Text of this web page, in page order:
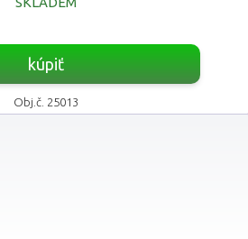
kúpiť
Obj.č. 25013